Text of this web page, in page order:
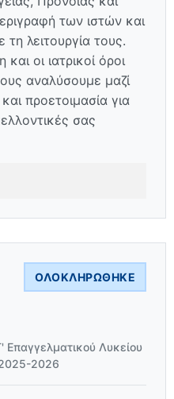
των ιστών και
λειτουργία τους.
οι ιατρικοί όροι
αναλύσουμε μαζί
προετοιμασία για
σας
ΟΛΟΚΛΗΡΏΘΗΚΕ
Επαγγελματικού Λυκείου
2026